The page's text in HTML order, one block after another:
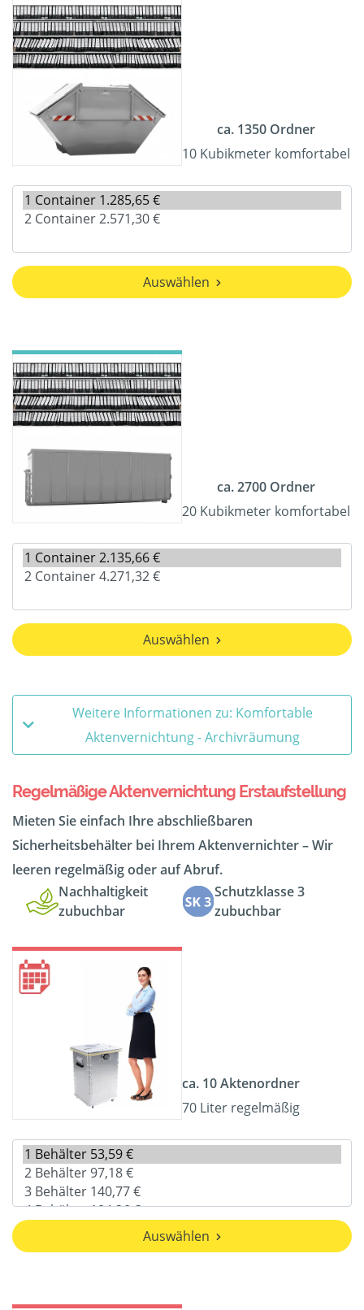
ca. 1350 Ordner
10 Kubikmeter komfortabel
Auswählen
ca. 2700 Ordner
20 Kubikmeter komfortabel
Auswählen
Weitere Informationen zu: Komfortable
Aktenvernichtung - Archivräumung
Regelmäßige Aktenvernichtung Erstaufstellung
Mieten Sie einfach Ihre abschließbaren
Sicherheitsbehälter bei Ihrem Aktenvernichter – Wir
leeren regelmäßig oder auf Abruf.
Nachhaltigkeit
zubuchbar
Schutzklasse 3
zubuchbar
ca. 10 Aktenordner
70 Liter regelmäßig
Auswählen